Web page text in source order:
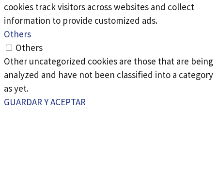
cookies track visitors across websites and collect
information to provide customized ads.
Others
Others
Other uncategorized cookies are those that are being
analyzed and have not been classified into a category
as yet.
GUARDAR Y ACEPTAR